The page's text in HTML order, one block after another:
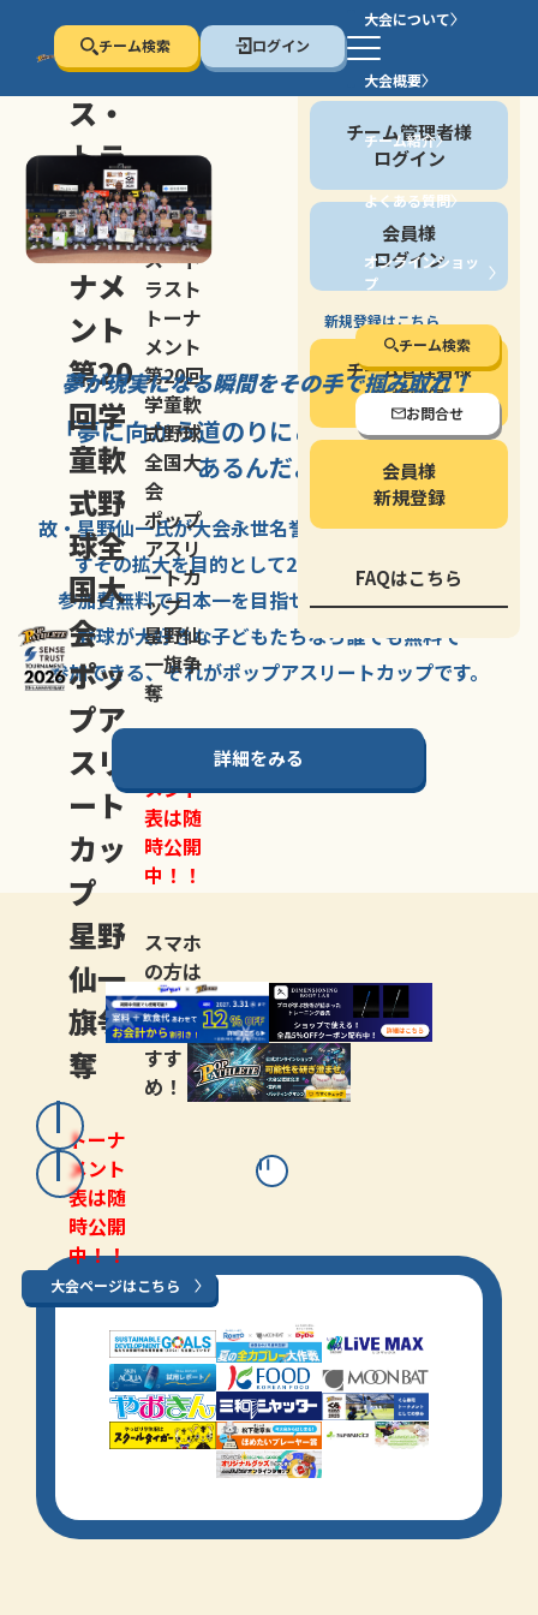
チーム検索 ログイン
大会について
大会概要
チーム紹介
よくある質問
オンラインショッ
プ
チーム検索
お問合せ
停止する
セン
ス・
トラ
スト
トー
ナメ
ント
第20
回学
童軟
式野
球全
国大
会
ポッ
プア
スリ
ート
カッ
プ
星野
仙一
旗争
奪
トーナ
メント
表は随
時公開
中！！
セン
ス・ト
ラスト
トーナ
メント
第20回
学童軟
式野球
全国大
会
ポップ
アスリ
ートカ
ップ
星野仙
一旗争
奪
メント
表は随
時公開
中！！
スマホ
の方は
LINE登
録がお
すす
め！
大会ページはこちら
会員の方
チーム管理者様
ログイン
会員様
ログイン
新規登録はこちら
チーム管理者様
新規登録
会員様
新規登録
FAQはこちら
夢が現実になる瞬間をその手で掴み取れ！
「夢に向かう道のりにこそ大きな意味が
あるんだよ」
故・星野仙一氏が大会永世名誉会長を務める、野球の
すその拡大を目的として2007年に
参加費無料で日本一を目指せる唯一の野球大会。
野球が大好きな子どもたちなら誰でも無料で
参加できる、それがポップアスリートカップです。
詳細をみる